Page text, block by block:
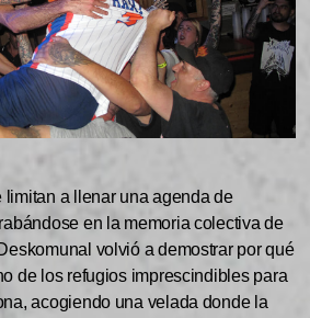
limitan a llenar una agenda de
en la memoria colectiva de
volvió a demostrar por qué
de los refugios imprescindibles para
acogiendo una velada donde la